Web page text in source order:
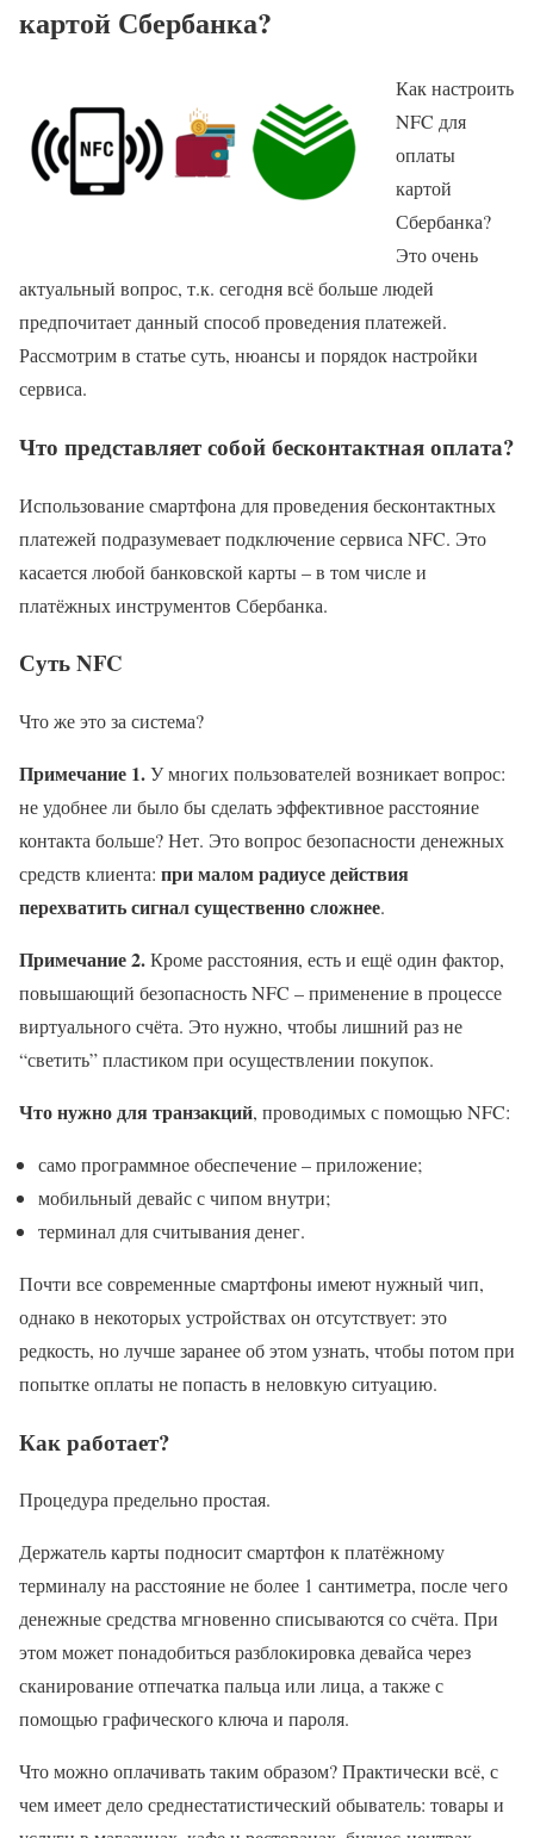
картой Сбербанка?
Как настроить
NFC для
оплаты
картой
Сбербанка?
Это очень
актуальный вопрос, т.к. сегодня всё больше людей
предпочитает данный способ проведения платежей.
Рассмотрим в статье суть, нюансы и порядок настройки
сервиса.
Что представляет собой бесконтактная оплата?
Использование смартфона для проведения бесконтактных
платежей подразумевает подключение сервиса NFC. Это
касается любой банковской карты – в том числе и
платёжных инструментов Сбербанка.
Суть NFC
Что же это за система?
Примечание 1.У многих пользователей возникает вопрос:
не удобнее ли было бы сделать эффективное расстояние
контакта больше? Нет. Это вопрос безопасности денежных
средств клиента: при малом радиусе действия
перехватить сигнал существенно сложнее.
Примечание 2.Кроме расстояния, есть и ещё один фактор,
повышающий безопасность NFC – применение в процессе
виртуального счёта. Это нужно, чтобы лишний раз не
“светить” пластиком при осуществлении покупок.
Что нужно для транзакций, проводимых с помощью NFC:
само программное обеспечение – приложение;
мобильный девайс с чипом внутри;
терминал для считывания денег.
Почти все современные смартфоны имеют нужный чип,
однако в некоторых устройствах он отсутствует: это
редкость, но лучше заранее об этом узнать, чтобы потом при
попытке оплаты не попасть в неловкую ситуацию.
Как работает?
Процедура предельно простая.
Держатель карты подносит смартфон к платёжному
терминалу на расстояние не более 1 сантиметра, после чего
денежные средства мгновенно списываются со счёта. При
этом может понадобиться разблокировка девайса через
сканирование отпечатка пальца или лица, а также с
помощью графического ключа и пароля.
Что можно оплачивать таким образом? Практически всё, с
чем имеет дело среднестатистический обыватель: товары и